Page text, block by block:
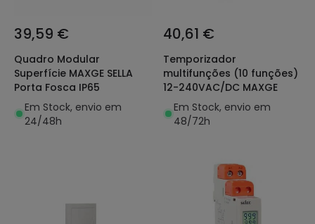
39,59 €
Quadro Modular
Superfície MAXGE SELLA
Porta Fosca IP65
Em Stock, envio em
24/48h
40,61 €
Temporizador
multifunções (10 funções)
12-240VAC/DC MAXGE
Em Stock, envio em
48/72h